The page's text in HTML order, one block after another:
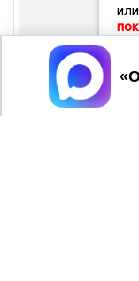
или